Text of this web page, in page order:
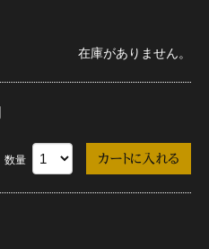
在庫がありません。
数量